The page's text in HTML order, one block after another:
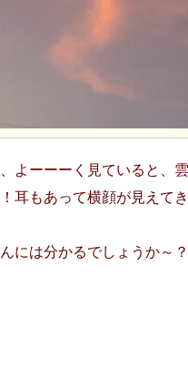
よーーーく見ていると、
耳もあって横顔が見えてき
には分かるでしょうか～？